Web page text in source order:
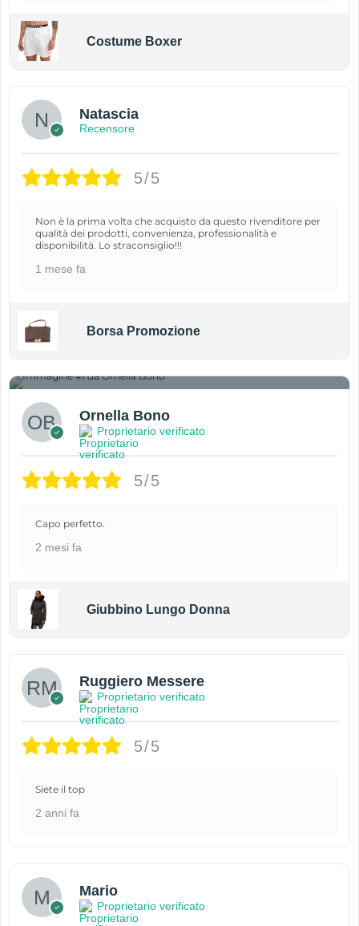
Costume Boxer
Natascia
Recensore
5/5
Non è la prima volta che acquisto da questo rivenditore per
qualità dei prodotti, convenienza, professionalità e
disponibilità. Lo straconsiglio!!!
1 mese fa
Borsa Promozione
Ornella Bono
Proprietario verificato
5/5
Capo perfetto.
2 mesi fa
Giubbino Lungo Donna
Ruggiero Messere
Proprietario verificato
5/5
Siete il top
2 anni fa
Mario
Proprietario verificato